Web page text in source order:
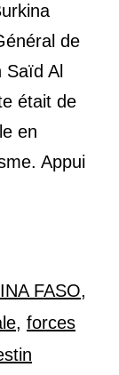
de
Saïd Al
était de
en
Appui
FASO,
, forces